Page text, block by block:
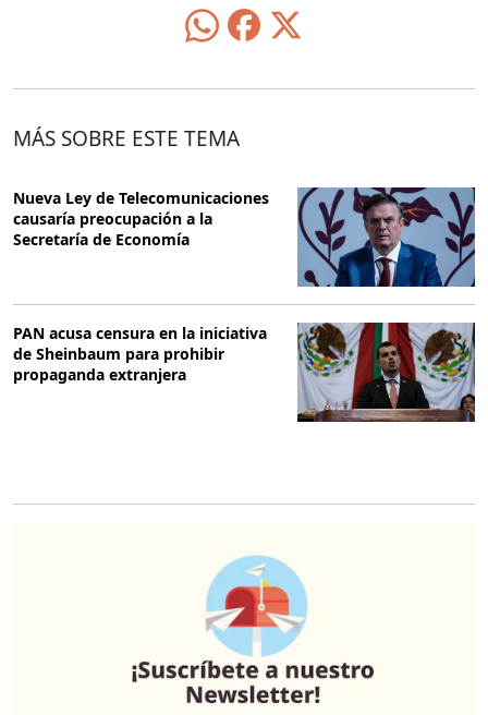
MÁS SOBRE ESTE TEMA
Nueva Ley de Telecomunicaciones
causaría preocupación a la
Secretaría de Economía
PAN acusa censura en la iniciativa
de Sheinbaum para prohibir
propaganda extranjera